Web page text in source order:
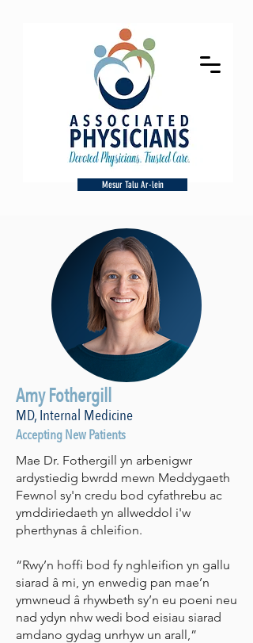
Mesur Talu Ar-lein
Amy Fothergill
MD, Internal Medicine
Accepting New Patients
Mae Dr. Fothergill yn arbenigwr
ardystiedig bwrdd mewn Meddygaeth
Fewnol sy'n credu bod cyfathrebu ac
ymddiriedaeth yn allweddol i'w
pherthynas â chleifion.
“Rwy’n hoffi bod fy nghleifion yn gallu
siarad â mi, yn enwedig pan mae’n
ymwneud â rhywbeth sy’n eu poeni neu
nad ydyn nhw wedi bod eisiau siarad
amdano gydag unrhyw un arall,”